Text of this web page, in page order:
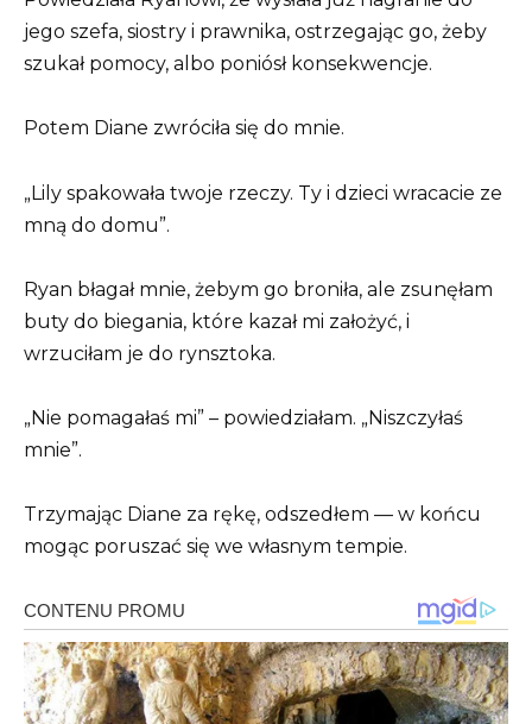
jego szefa, siostry i prawnika, ostrzegając go, żeby
szukał pomocy, albo poniósł konsekwencje.
Potem Diane zwróciła się do mnie.
„Lily spakowała twoje rzeczy. Ty i dzieci wracacie ze
mną do domu”.
Ryan błagał mnie, żebym go broniła, ale zsunęłam
buty do biegania, które kazał mi założyć, i
wrzuciłam je do rynsztoka.
„Nie pomagałaś mi” – powiedziałam. „Niszczyłaś
mnie”.
Trzymając Diane za rękę, odszedłem — w końcu
mogąc poruszać się we własnym tempie.